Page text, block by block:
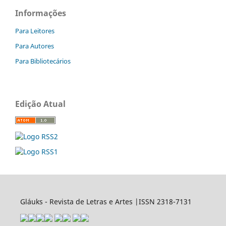
Informações
Para Leitores
Para Autores
Para Bibliotecários
Edição Atual
Gláuks - Revista de Letras e Artes |ISSN 2318-7131